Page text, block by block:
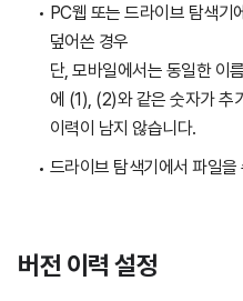
PC웹 또는 드라이브 탐색기
덮어쓴 경우
단, 모바일에서는 동일한 이
에 (1), (2)와 같은 숫자가 추
이력이 남지 않습니다.
드라이브 탐색기에서 파일
버전 이력 설정